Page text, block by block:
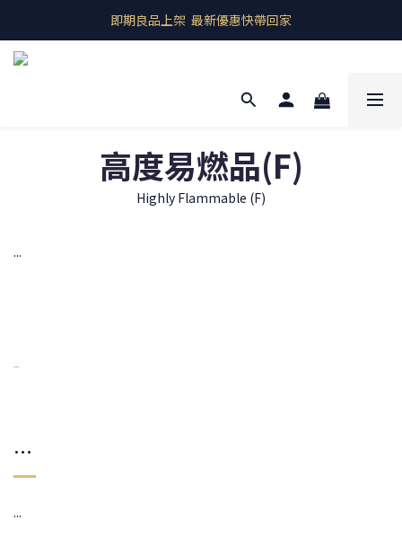
即期良品上架  最新優惠快帶回家
即期良品上架  最新優惠快帶回家
預購商品 歐洲產地直送
高度易燃品(F)
Highly Flammable (F)
...
...
...